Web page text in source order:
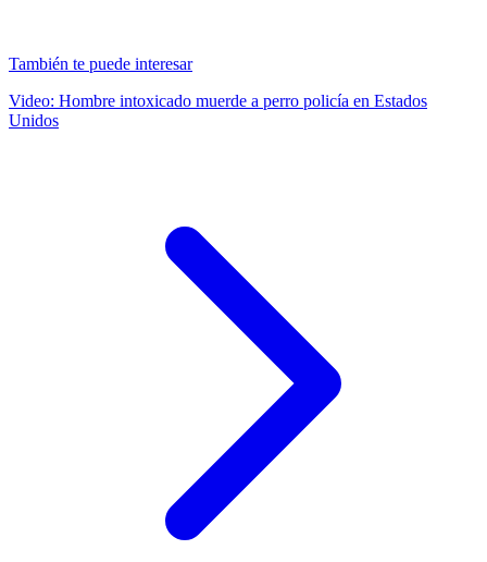
También te puede interesar
Video: Hombre intoxicado muerde a perro policía en Estados
Unidos